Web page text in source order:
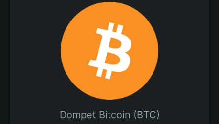
Dompet Bitcoin (BTC)